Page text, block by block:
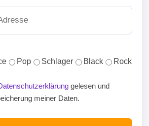
Pop Schlager Black Rock
gelesen und
meiner Daten.